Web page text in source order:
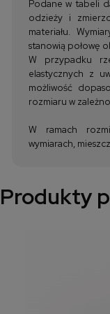
Podane w tabeli
odzieży i
materiału.
stanowią połowę
W przypadku
elastycznych z
możliwość
rozmiaru w
W ramach
wymiarach,
Produkty